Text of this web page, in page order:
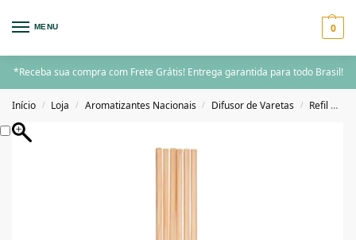
MENU 0
*Receba sua compra com Frete Grátis! Entrega garantida para todo Brasil!
Início / Loja / Aromatizantes Nacionais / Difusor de Varetas / Refil Difusor de Varetas